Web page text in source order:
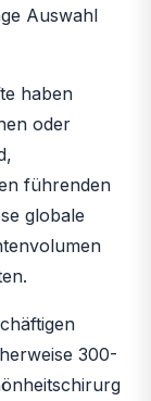
Auswahl
haben
oder
führenden
globale
300-